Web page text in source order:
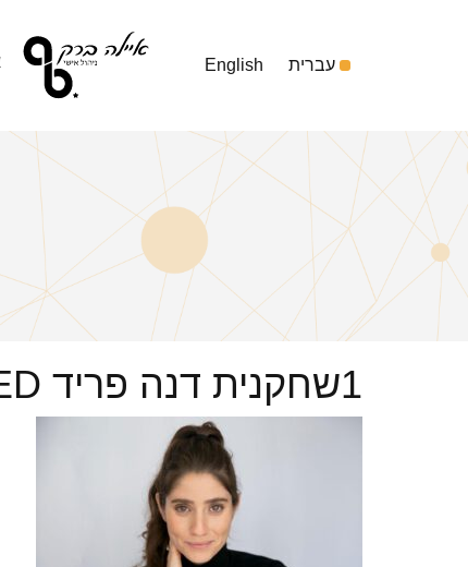
עברית English
1שחקנית דנה פריד DANA FRIED